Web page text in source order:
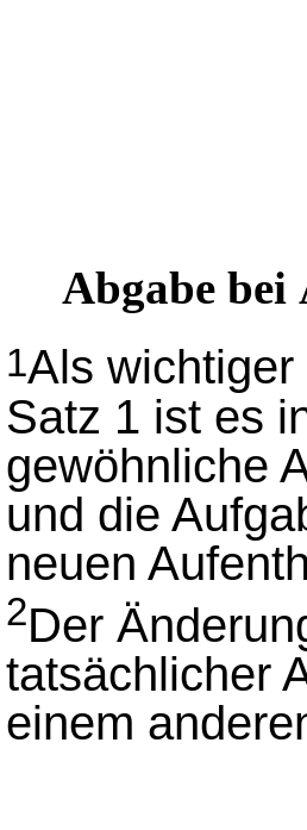
Abgabe bei
1Als
Satz 1 ist es
gewöhnliche
und die
neuen
2Der
tatsächlicher
einem